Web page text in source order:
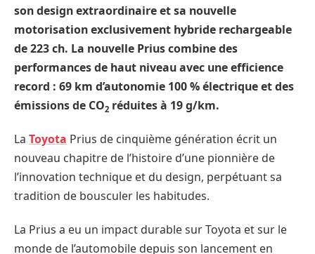
son design extraordinaire et sa nouvelle
motorisation exclusivement hybride rechargeable
de 223 ch. La nouvelle Prius combine des
performances de haut niveau avec une efficience
record : 69 km d’autonomie 100 % électrique et des
émissions de CO2 réduites à 19 g/km.
La Toyota Prius de cinquième génération écrit un
nouveau chapitre de l’histoire d’une pionnière de
l’innovation technique et du design, perpétuant sa
tradition de bousculer les habitudes.
La Prius a eu un impact durable sur Toyota et sur le
monde de l’automobile depuis son lancement en